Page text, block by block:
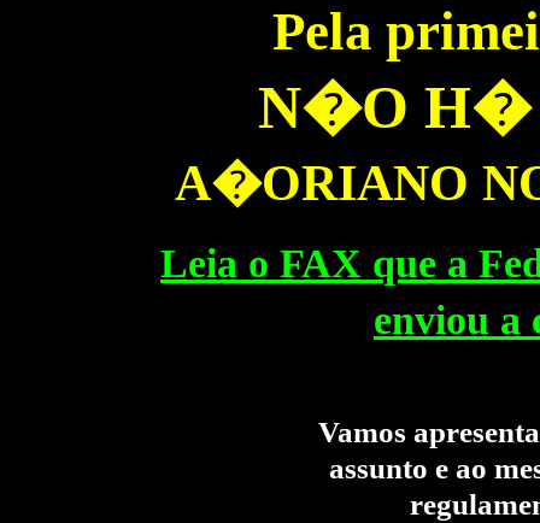
Pela
N�O H�
A�ORIANO
Leia o FAX que a
enviou
Vamos
assunto e ao